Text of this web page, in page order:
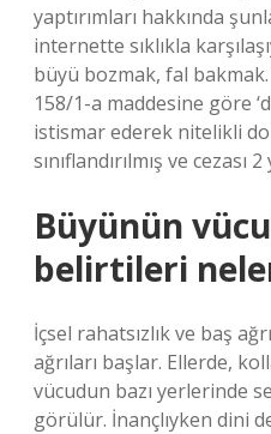
yaptırımları hakkında
internette sıklıkla
büyü bozmak, fal
158/1-a maddesine göre
istismar ederek nitelikli
sınıflandırılmış ve cezası
Büyünün
belirtileri
İçsel rahatsızlık ve baş
ağrıları başlar. Ellerde,
vücudun bazı yerlerinde
görülür. İnançlıyken dini